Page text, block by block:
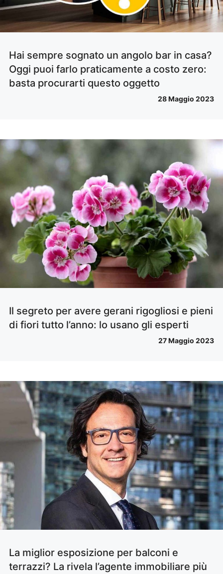
Hai sempre sognato un angolo bar in casa?
Oggi puoi farlo praticamente a costo zero:
basta procurarti questo oggetto
28 Maggio 2023
Il segreto per avere gerani rigogliosi e pieni
di fiori tutto l’anno: lo usano gli esperti
27 Maggio 2023
La miglior esposizione per balconi e
terrazzi? La rivela l’agente immobiliare più